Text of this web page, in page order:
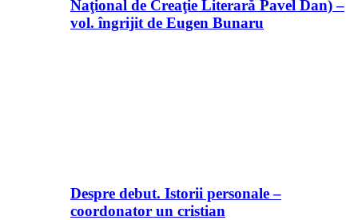
Naţional de Creaţie Literară Pavel Dan) –
vol. îngrijit de Eugen Bunaru
Despre debut. Istorii personale –
coordonator un cristian